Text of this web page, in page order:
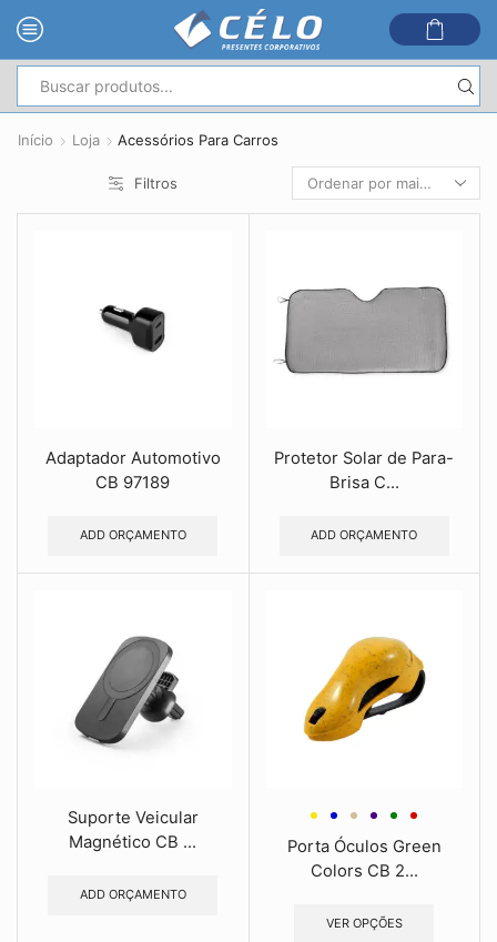
de
pesquisa
Início Loja Acessórios Para Carros
Filtros
Adaptador Automotivo
CB 97189
ADD ORÇAMENTO
Protetor Solar de Para-
Brisa C...
ADD ORÇAMENTO
Suporte Veicular
Magnético CB ...
ADD ORÇAMENTO
Porta Óculos Green
Colors CB 2...
VER OPÇÕES